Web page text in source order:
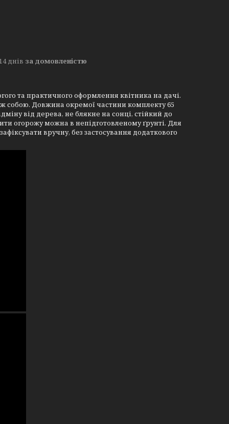
днів за домовленістю
та практичного оформлення квітника на дачі.
собою. Довжина окремої частини комплекту 65
від дерева, не блякне на сонці, стійкий до
огорожу можна в непідготовленому ґрунті. Для
вручну, без застосування додаткового